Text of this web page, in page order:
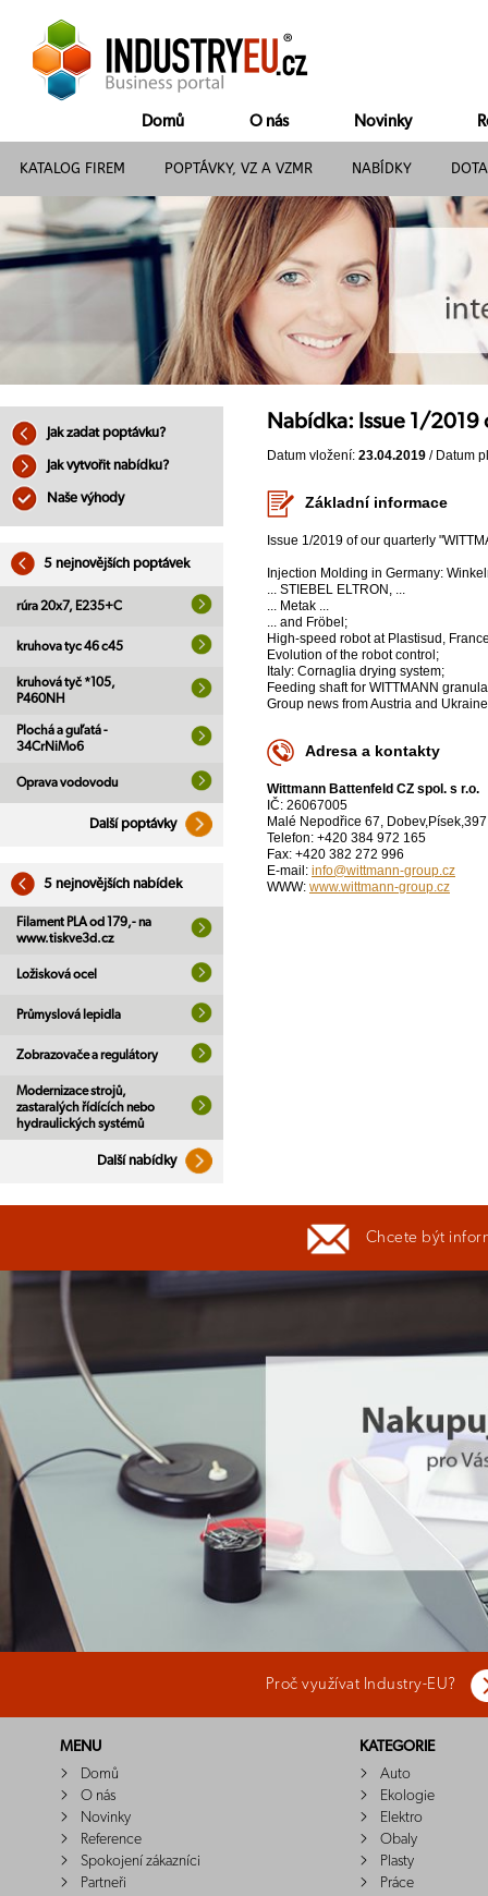
Domů O nás Novinky
KATALOG FIREM POPTÁVKY, VZ A VZMR NABÍDKY
Jak zadat poptávku?
Jak vytvořit nabídku?
Naše výhody
5 nejnovějších poptávek
rúra 20x7, E235+C
kruhova tyc 46 c45
kruhová tyč *105,
P460NH
Plochá a guľatá -
34CrNiMo6
Oprava vodovodu
Další poptávky
5 nejnovějších nabídek
Filament PLA od 179,- na
www.tiskve3d.cz
Ložisková ocel
Průmyslová lepidla
Zobrazovače a regulátory
Modernizace strojů,
zastaralých řídících nebo
hydraulických systémů
Další nabídky
Nabídka: Issue 1/
Datum vložení: 23.04.2019 / Datum
Základní informace
Issue 1/2019 of our quarterly
Injection Molding in Germany:
... STIEBEL ELTRON, ...
... Metak ...
... and Fröbel;
High-speed robot at Plastisud,
Evolution of the robot control;
Italy: Cornaglia drying system;
Feeding shaft for WITTMANN
Group news from Austria and
Adresa a kontakty
Wittmann Battenfeld CZ spol. s r.o.
IČ: 26067005
Malé Nepodřice 67,
Telefon: +420 384 972 165
Fax: +420 382 272 996
E-mail: info@wittmann-group.cz
WWW: www.wittmann-group.cz
Chcete být
Proč využívat Industry-EU?
MENU
Domů
O nás
Novinky
Reference
Spokojení zákazníci
Partneři
KATEGORIE
Auto
Ekologie
Elektro
Obaly
Plasty
Práce